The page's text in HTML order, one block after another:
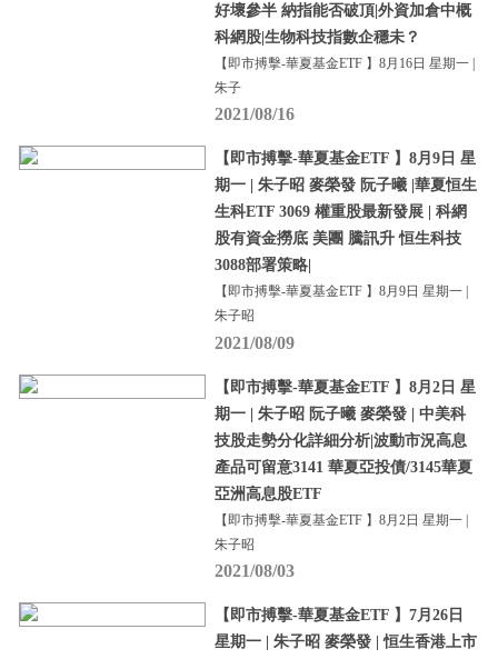
好壞參半 納指能否破頂|外資加倉中概
科網股|生物科技指數企穩未？
【即市搏擊-華夏基金ETF 】8月16日 星期一 |
朱子
2021/08/16
【即市搏擊-華夏基金ETF 】8月9日 星
期一 | 朱子昭 麥榮發 阮子曦 |華夏恒生
生科ETF 3069 權重股最新發展 | 科網
股有資金撈底 美團 騰訊升 恒生科技
3088部署策略|
【即市搏擊-華夏基金ETF 】8月9日 星期一 |
朱子昭
2021/08/09
【即市搏擊-華夏基金ETF 】8月2日 星
期一 | 朱子昭 阮子曦 麥榮發 | 中美科
技股走勢分化詳細分析|波動市況高息
產品可留意3141 華夏亞投債/3145華夏
亞洲高息股ETF
【即市搏擊-華夏基金ETF 】8月2日 星期一 |
朱子昭
2021/08/03
【即市搏擊-華夏基金ETF 】7月26日
星期一 | 朱子昭 麥榮發 | 恒生香港上市